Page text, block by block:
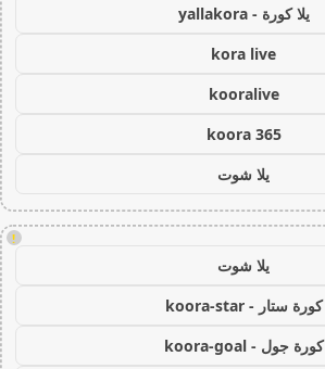
يلا كورة - yallakora
kora live
kooralive
koora 365
يلا شوت
!
يلا شوت
كورة ستار - koora-star
كورة جول - koora-goal